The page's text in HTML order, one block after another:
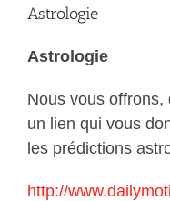
Astrologie
Astrologie
Nous vous offrons,
un lien qui vous
les prédictions
http://